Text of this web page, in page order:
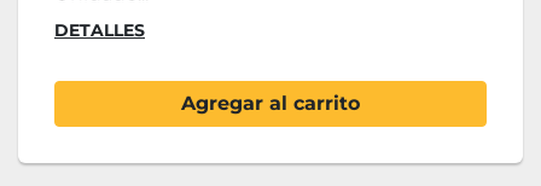
DETALLES
Agregar al carrito